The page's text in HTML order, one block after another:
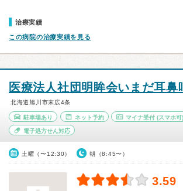
治療実績
この病院の治療実績を見る
医療法人社団明眸会いまだ耳鼻
北海道旭川市末広4条
駐車場あり ネット予約 マイナ受付 (スマホ可)
電子処方せん対応
土曜（〜12:30） 朝（8:45〜）
3.59